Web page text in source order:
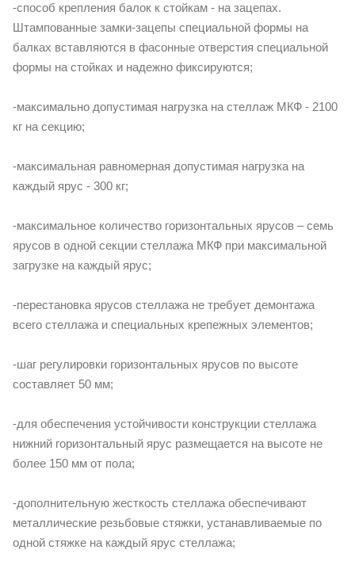
-способ крепления балок к стойкам - на зацепах.
Штампованные замки-зацепы специальной формы на
балках вставляются в фасонные отверстия специальной
формы на стойках и надежно фиксируются;
-максимально допустимая нагрузка на стеллаж МКФ - 2100
кг на секцию;
-максимальная равномерная допустимая нагрузка на
каждый ярус - 300 кг;
-максимальное количество горизонтальных ярусов – семь
ярусов в одной секции стеллажа МКФ при максимальной
загрузке на каждый ярус;
-перестановка ярусов стеллажа не требует демонтажа
всего стеллажа и специальных крепежных элементов;
-шаг регулировки горизонтальных ярусов по высоте
составляет 50 мм;
-для обеспечения устойчивости конструкции стеллажа
нижний горизонтальный ярус размещается на высоте не
более 150 мм от пола;
-дополнительную жесткость стеллажа обеспечивают
металлические резьбовые стяжки, устанавливаемые по
одной стяжке на каждый ярус стеллажа;